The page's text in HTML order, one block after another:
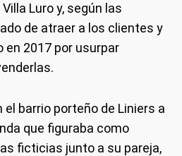
Luro y, según las
de atraer a los clientes y
en 2017 por usurpar
barrio porteño de Liniers a
que figuraba como
ficticias junto a su pareja,